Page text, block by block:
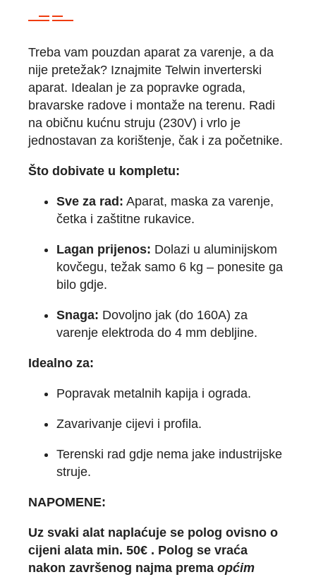
Treba vam pouzdan aparat za varenje, a da
nije pretežak? Iznajmite Telwin inverterski
aparat. Idealan je za popravke ograda,
bravarske radove i montaže na terenu. Radi
na običnu kućnu struju (230V) i vrlo je
jednostavan za korištenje, čak i za početnike.
Što dobivate u kompletu:
Sve za rad: Aparat, maska za varenje,
četka i zaštitne rukavice.
Lagan prijenos: Dolazi u aluminijskom
kovčegu, težak samo 6 kg – ponesite ga
bilo gdje.
Snaga: Dovoljno jak (do 160A) za
varenje elektroda do 4 mm debljine.
Idealno za:
Popravak metalnih kapija i ograda.
Zavarivanje cijevi i profila.
Terenski rad gdje nema jake industrijske
struje.
NAPOMENE:
Uz svaki alat naplaćuje se polog ovisno o
cijeni alata min. 50€ . Polog se vraća
nakon završenog najma prema općim